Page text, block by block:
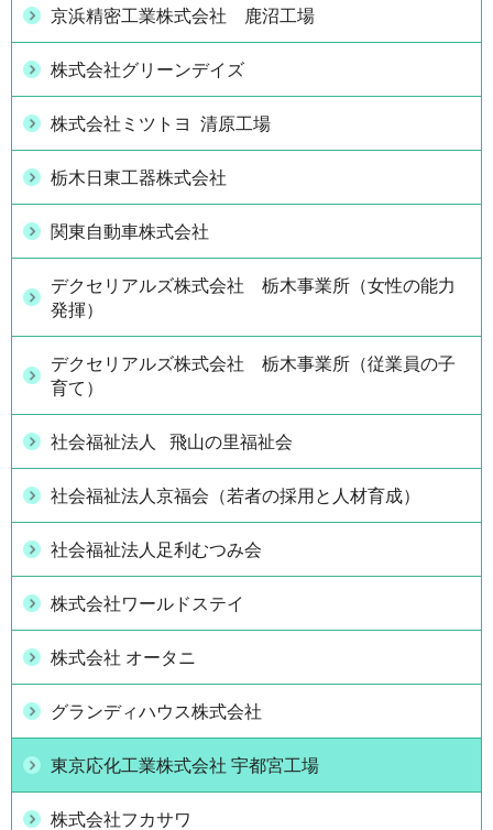
京浜精密工業株式会社 鹿沼工場
株式会社グリーンデイズ
株式会社ミツトヨ 清原工場
栃木日東工器株式会社
関東自動車株式会社
デクセリアルズ株式会社 栃木事業所（女性の能力
発揮）
デクセリアルズ株式会社 栃木事業所（従業員の子
育て）
社会福祉法人 飛山の里福祉会
社会福祉法人京福会（若者の採用と人材育成）
社会福祉法人足利むつみ会
株式会社ワールドステイ
株式会社 オータニ
グランディハウス株式会社
東京応化工業株式会社 宇都宮工場
株式会社フカサワ